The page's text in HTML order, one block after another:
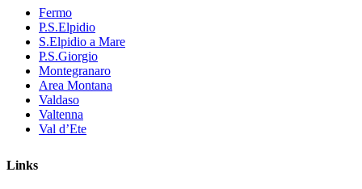
Fermo
P.S.Elpidio
S.Elpidio a Mare
P.S.Giorgio
Montegranaro
Area Montana
Valdaso
Valtenna
Val d’Ete
Links